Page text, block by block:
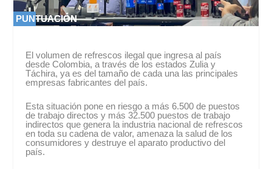
PUNTUACIÓN
PUNTUACIÓN
El volumen de refrescos ilegal que ingresa al país
desde Colombia, a través de los estados Zulia y
Táchira, ya es del tamaño de cada una las principales
empresas fabricantes del país.
Esta situación pone en riesgo a más 6.500 de puestos
de trabajo directos y más 32.500 puestos de trabajo
indirectos que genera la industria nacional de refrescos
en toda su cadena de valor, amenaza la salud de los
consumidores y destruye el aparato productivo del
país.